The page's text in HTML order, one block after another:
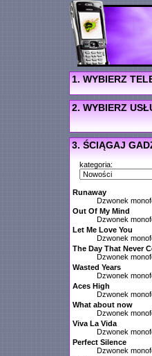
1. WYBIERZ
2. WYBIERZ
3. ŚCIĄGAJ
kategoria:
Runaway
Dzwonek
Out Of My Mind
Dzwonek
Let Me Love You
Dzwonek
The Day That Never
Dzwonek
Wasted Years
Dzwonek
Aces High
Dzwonek
What about now
Dzwonek
Viva La Vida
Dzwonek
Perfect Silence
Dzwonek